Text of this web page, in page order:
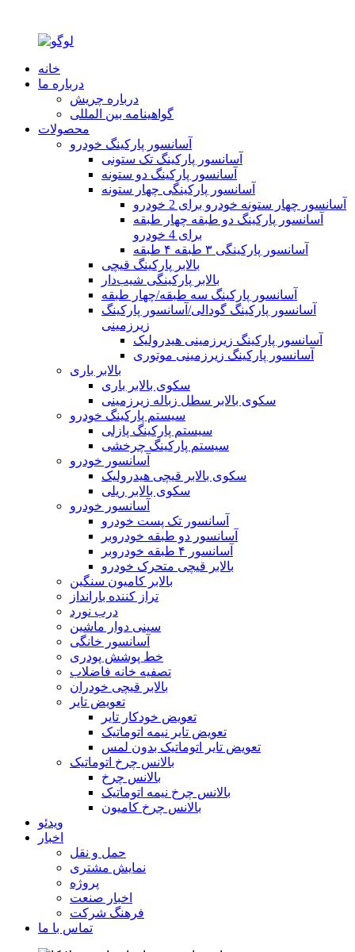
خانه
درباره ما
درباره چریش
گواهینامه بین المللی
محصولات
آسانسور پارکینگ خودرو
آسانسور پارکینگ تک ستونی
آسانسور پارکینگ دو ستونه
آسانسور پارکینگی چهار ستونه
آسانسور چهار ستونه خودرو برای 2 خودرو
آسانسور پارکینگ دو طبقه چهار طبقه
برای 4 خودرو
آسانسور پارکینگی ۳ طبقه ۴ طبقه
بالابر پارکینگ قیچی
بالابر پارکینگی شیب‌دار
آسانسور پارکینگ سه طبقه/چهار طبقه
آسانسور پارکینگ گودالی/آسانسور پارکینگ
زیرزمینی
آسانسور پارکینگ زیرزمینی هیدرولیک
آسانسور پارکینگ زیرزمینی موتوری
بالابر باری
سکوی بالابر باری
سکوی بالابر سطل زباله زیرزمینی
سیستم پارکینگ خودرو
سیستم پارکینگ پازلی
سیستم پارکینگ چرخشی
آسانسور خودرو
سکوی بالابر قیچی هیدرولیک
سکوی بالابر ریلی
آسانسور خودرو
آسانسور تک پست خودرو
آسانسور دو طبقه خودروبر
آسانسور ۴ طبقه خودروبر
بالابر قیچی متحرک خودرو
بالابر کامیون سنگین
تراز کننده بارانداز
درب نورد
سینی دوار ماشین
آسانسور خانگی
خط پوشش پودری
تصفیه خانه فاضلاب
بالابر قیچی خودران
تعویض تایر
تعویض خودکار تایر
تعویض تایر نیمه اتوماتیک
تعویض تایر اتوماتیک بدون لمس
بالانس چرخ اتوماتیک
بالانس چرخ
بالانس چرخ نیمه اتوماتیک
بالانس چرخ کامیون
ویدئو
اخبار
حمل و نقل
نمایش مشتری
پروژه
اخبار صنعت
فرهنگ شرکت
تماس با ما